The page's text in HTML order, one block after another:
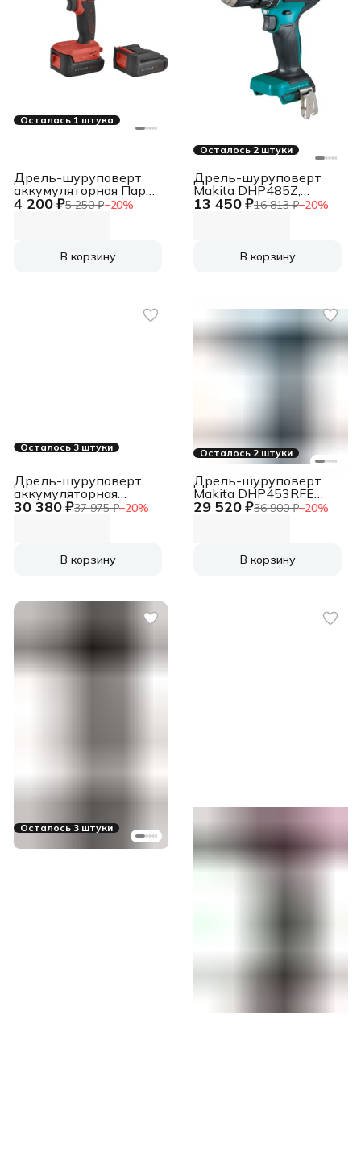
Осталась 1 штука
4 200 ₽5 250 ₽−20%
Дрель-шуруповерт
аккумуляторная Парма
ДША-02-2016/2Li, 18
В корзину
Осталось 2 штуки
13 450 ₽16 813 ₽−20%
Дрель-шуруповерт
Makita DHP485Z,
Аккумуляторная, 18В,
В корзину
Осталось 3 штуки
30 380 ₽37 975 ₽−20%
Дрель-шуруповерт
аккумуляторная
Anycons RB-DB2109,
В корзину
Осталось 2 штуки
29 520 ₽36 900 ₽−20%
Дрель-шуруповерт
Makita DHP453RFE
Дрель ак(уд),
В корзину
Осталось 3 штуки